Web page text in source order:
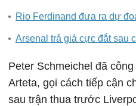
Rio Ferdinand đưa ra dự
Arsenal trả giá cực đắt sau
Peter Schmeichel đã
Arteta, gọi cách tiếp cận
sau trận thua trước